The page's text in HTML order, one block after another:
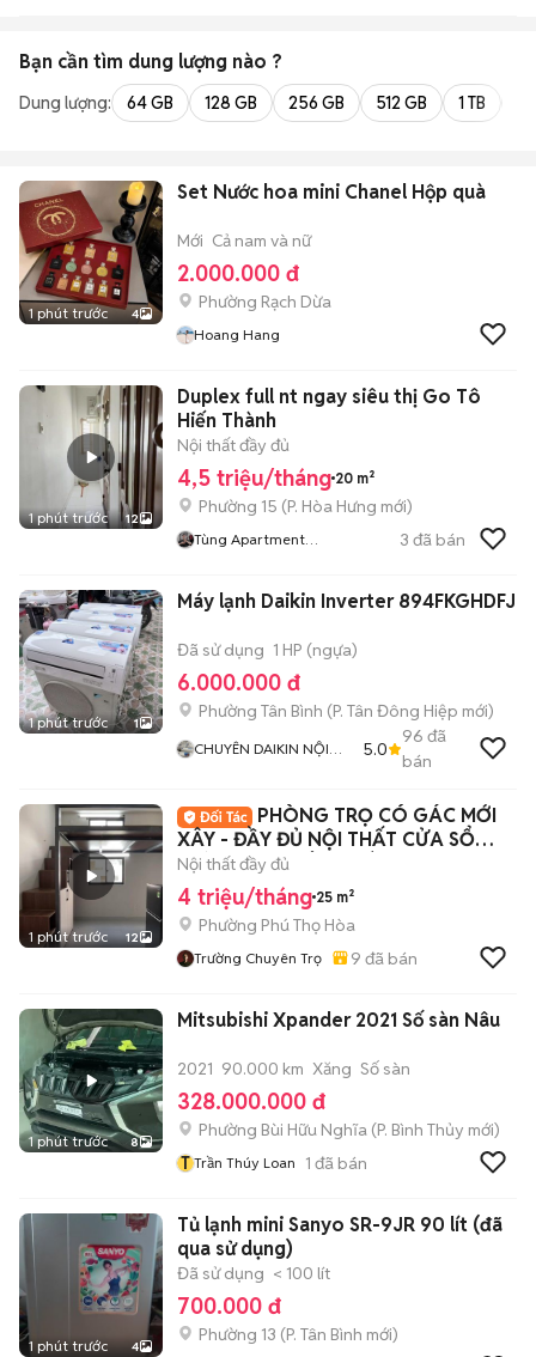
Bạn cần tìm dung lượng nào ?
Dung lượng: 64 GB 128 GB 256 GB 512 GB 1 TB
1 phút trước 4
Set Nước hoa mini Chanel Hộp quà
Mới Cả nam và nữ
2.000.000 đ
Phường Rạch Dừa
Hoang Hang
1 phút trước 12
Duplex full nt ngay siêu thị Go Tô
Hiến Thành
Nội thất đầy đủ
4,5 triệu/tháng 20 m²
Phường 15 (P. Hòa Hưng mới)
Tùng Apartment
3 đã bán
1 phút trước 1
Máy lạnh Daikin Inverter 894FKGHDFJ
Đã sử dụng 1 HP (ngựa)
6.000.000 đ
Phường Tân Bình (P. Tân Đông Hiệp mới)
CHUYÊN DAIKIN NỘI
5.0
96 đã
bán
1 phút trước 12
PHÒNG TRỌ CÓ GÁC MỚI
XÂY - ĐẦY ĐỦ NỘI THẤT CỬA SỔ
TRỜI- AEON TÂN PHÚ
Nội thất đầy đủ
4 triệu/tháng 25 m²
Phường Phú Thọ Hòa
Trường Chuyên Trọ 9 đã bán
1 phút trước 8
Mitsubishi Xpander 2021 Số sàn Nâu
2021 90.000 km Xăng Số sàn
328.000.000 đ
Phường Bùi Hữu Nghĩa (P. Bình Thủy mới)
T Trần Thúy Loan 1 đã bán
1 phút trước 4
Tủ lạnh mini Sanyo SR-9JR 90 lít (đã
qua sử dụng)
Đã sử dụng < 100 lít
700.000 đ
Phường 13 (P. Tân Bình mới)